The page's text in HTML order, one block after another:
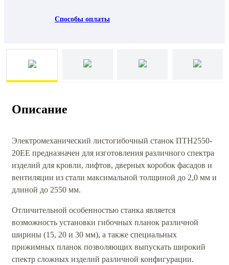
Способы оплаты
Описание
Электромеханический листогибочный станок ПТН2550-
20ЕЕ предназначен для изготовления различного спектра
изделий для кровли, лифтов, дверных коробок фасадов и
вентиляции из стали максимальной толщиной до 2,0 мм и
длиной до 2550 мм.
Отличительной особенностью станка является
возможность установки гибочных планок различной
ширины (15, 20 и 30 мм), а также специальных
прижимных планок позволяющих выпускать широкий
спектр сложных изделий различной конфигурации.